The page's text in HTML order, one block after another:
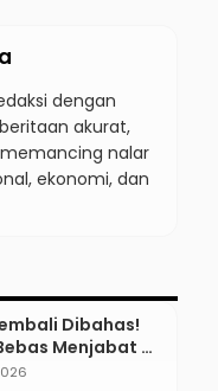
dengan
akurat,
nalar
ekonomi, dan
Dibahas!
Menjabat Di